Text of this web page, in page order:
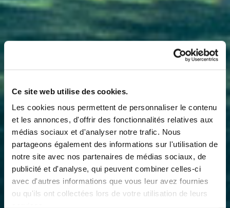
Ce site web utilise des cookies.
Les cookies nous permettent de personnaliser le contenu
et les annonces, d'offrir des fonctionnalités relatives aux
médias sociaux et d'analyser notre trafic. Nous
partageons également des informations sur l'utilisation de
notre site avec nos partenaires de médias sociaux, de
publicité et d'analyse, qui peuvent combiner celles-ci
avec d'autres informations que vous leur avez fournies
ou qu'ils ont collectées lors de votre utilisation de leurs